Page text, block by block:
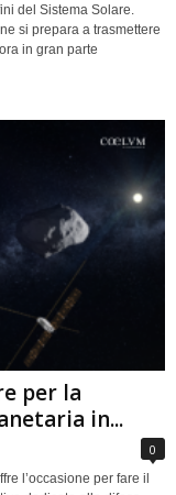
del Sistema Solare.
si prepara a trasmettere
in gran parte
per la
in...
0
l’occasione per fare il